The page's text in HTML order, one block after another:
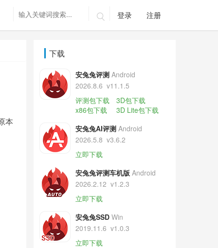
 登录 注册
本
下载
安兔兔评测 Android
2026.8.6 v11.1.5
评测包下载
3D包下载
x86包下载
3D Lite包下载
安兔兔AI评测 Android
2026.5.8 v3.6.2
立即下载
安兔兔评测车机版 Android
2026.2.12 v1.2.3
立即下载
安兔兔SSD Win
2019.11.6 v1.0.3
立即下载